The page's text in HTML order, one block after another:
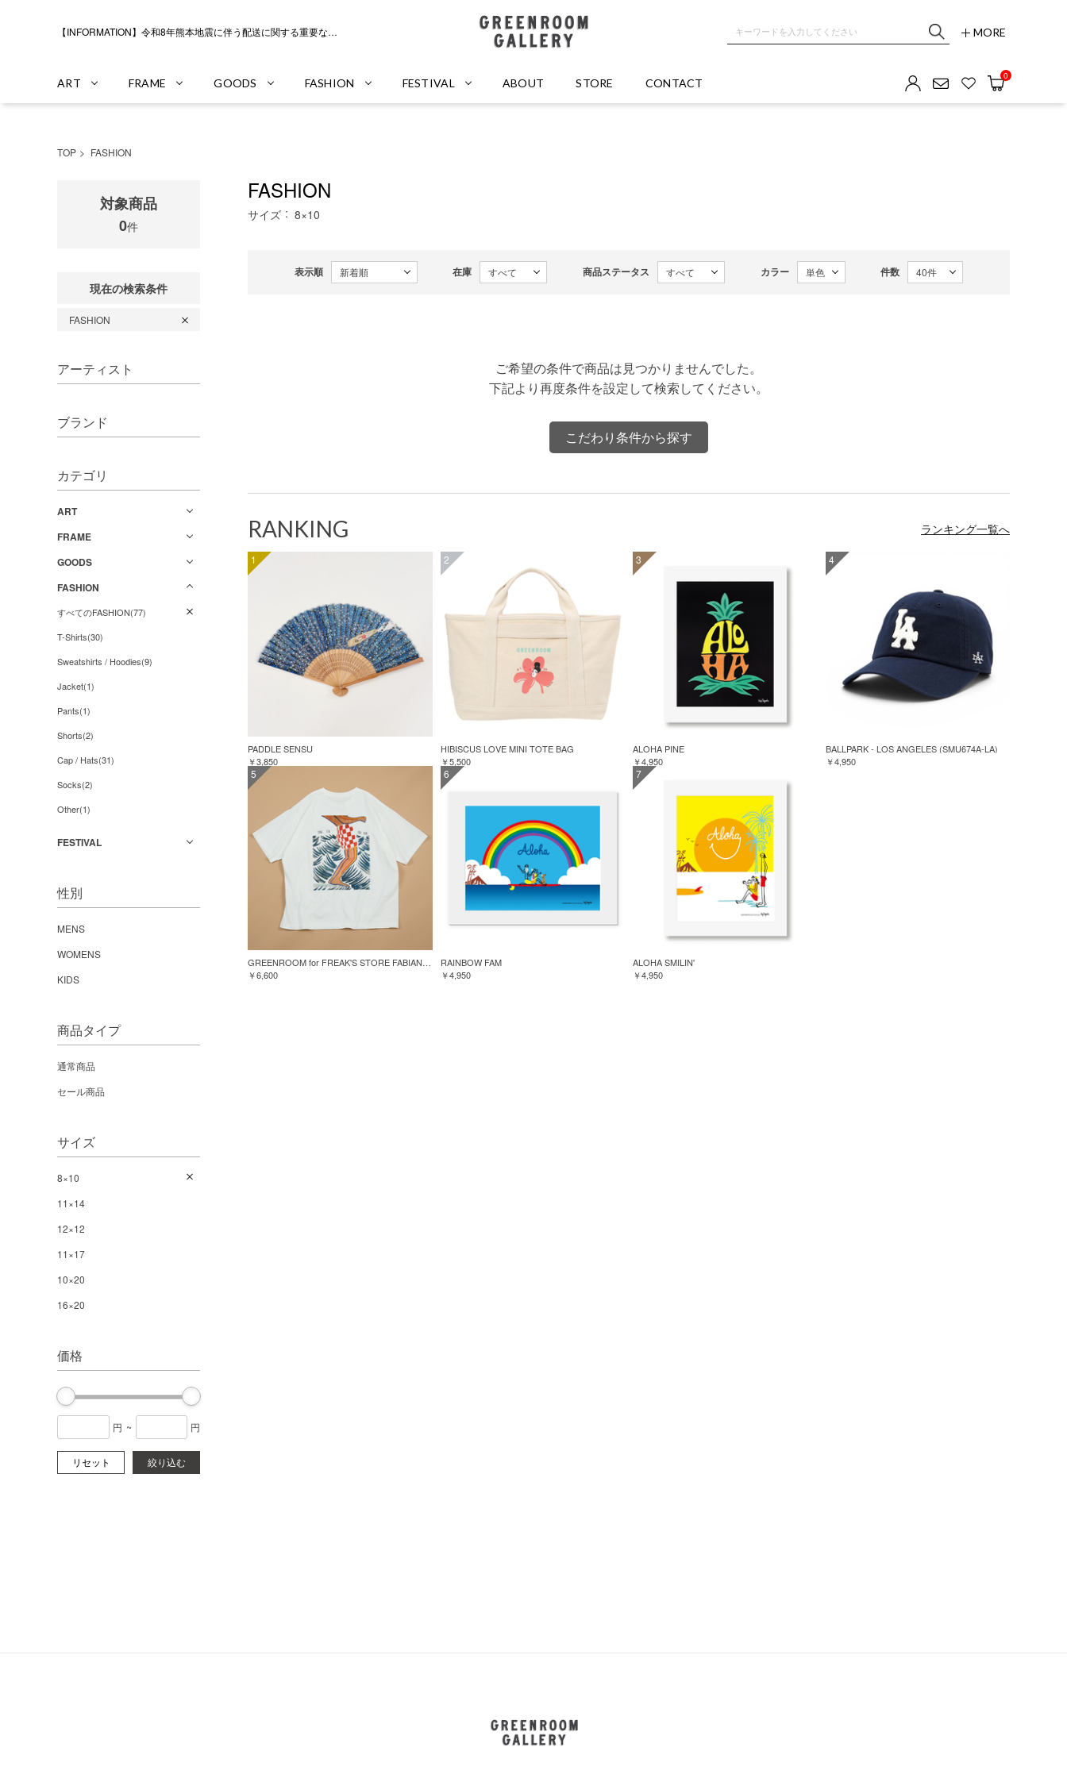
【INFORMATION】令和8年熊本地震に伴う配送に関する重要なお知らせ
MORE
ART FRAME GOODS FASHION FESTIVAL ABOUT STORE CONTACT
0
TOP FASHION
対象商品
0件
現在の検索条件
FASHION
アーティスト
ブランド
カテゴリ
ART
FRAME
GOODS
FASHION
すべてのFASHION(77)
T-Shirts(30)
Sweatshirts / Hoodies(9)
Jacket(1)
Pants(1)
Shorts(2)
Cap / Hats(31)
Socks(2)
Other(1)
FESTIVAL
性別
MENS
WOMENS
KIDS
商品タイプ
通常商品
セール商品
サイズ
8×10
11×14
12×12
11×17
10×20
16×20
価格
円 ~ 円
リセット 絞り込む
FASHION
サイズ 8×10
表示順 在庫 商品ステータス カラー 件数
ご希望の条件で商品は見つかりませんでした。
下記より再度条件を設定して検索してください。
こだわり条件から探す
RANKING ランキング一覧へ
1
PADDLE SENSU
￥3,850
2
HIBISCUS LOVE MINI TOTE BAG
￥5,500
3
ALOHA PINE
￥4,950
4
BALLPARK - LOS ANGELES (SMU674A-LA)
￥4,950
5
GREENROOM for FREAK'S STORE FABIAN LAVATER S/S TEE
￥6,600
6
RAINBOW FAM
￥4,950
7
ALOHA SMILIN'
￥4,950